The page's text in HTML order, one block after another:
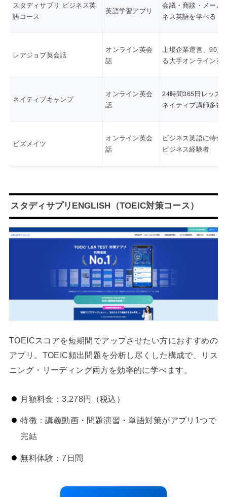
スタディサプリ ビジネス英
語コース
英語学習アプリ
会議・商談・メール
ネス英語を学べる
レアジョブ英会話
オンライン英会
話
上場企業運営、90万
る大手オンライン英
ネイティブキャンプ
オンライン英会
話
24時間365日レッス
ネイティブ講師多数
ビズメイツ
オンライン英会
話
ビジネス英語に特化
ビジネス経験者
スタディサプリENGLISH（TOEIC対策コース）
TOEICスコアを短期間でアップさせたい方におすすめの
アプリ。TOEIC頻出問題を分析し尽くした構成で、リス
ニング・リーディング両方を効率的に学べます。
月額料金：3,278円（税込）
特徴：講義動画・問題演習・単語対策がアプリ1つで
完結
無料体験：7日間